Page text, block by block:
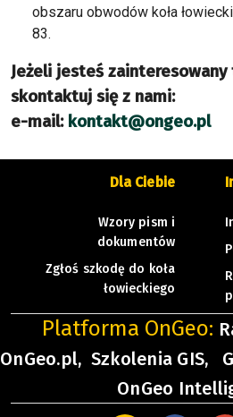
obszaru obwodów koła
83.
Jeżeli jesteś
skontaktuj się z nami:
e-mail: kontakt@ongeo.pl
Dla Ciebie
Wzory pism i
dokumentów
Zgłoś szkodę do koła
łowieckiego
Platforma OnGeo:
OnGeo.pl, Szkolenia GIS,
OnGeo